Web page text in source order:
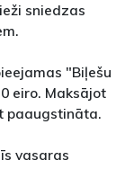
sniedzas
"Biļešu
eiro. Maksājot
paaugstināta.
vasaras